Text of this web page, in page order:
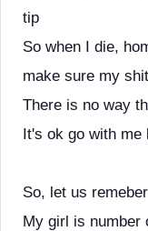
tip
So when I die,
make sure my
There is no way
It's ok go with me
So, let us
My girl is number